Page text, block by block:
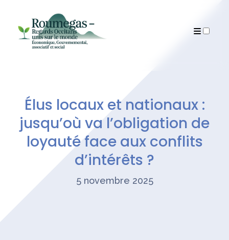
Élus locaux et nationaux :
jusqu’où va l’obligation de
loyauté face aux conflits
d’intérêts ?
5 novembre 2025